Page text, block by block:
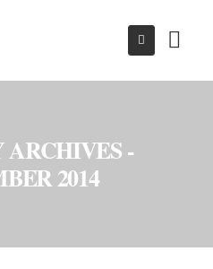
-
2014